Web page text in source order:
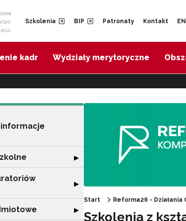
Szkolenia BIP Patronaty Kontakt EN
kadr Wydziały merytoryczne
informacje
Rozwiń sekcję "Szkolenia całoszkolne"
▶
Rozwiń sekcję "Szkolenia dla
▶
Rozwiń sekcję "Szkolenia
▶
Start Reforma26 - Działania
Szkolenia z